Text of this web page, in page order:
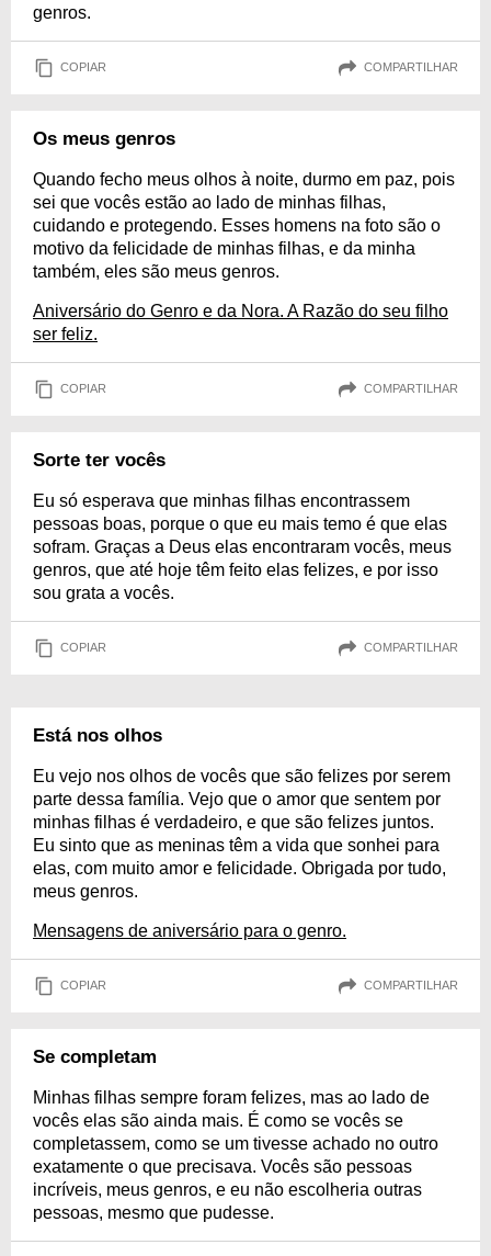
genros.
COPIAR COMPARTILHAR
Os meus genros
Quando fecho meus olhos à noite, durmo em paz, pois
sei que vocês estão ao lado de minhas filhas,
cuidando e protegendo. Esses homens na foto são o
motivo da felicidade de minhas filhas, e da minha
também, eles são meus genros.
Aniversário do Genro e da Nora. A Razão do seu filho
ser feliz.
COPIAR COMPARTILHAR
Sorte ter vocês
Eu só esperava que minhas filhas encontrassem
pessoas boas, porque o que eu mais temo é que elas
sofram. Graças a Deus elas encontraram vocês, meus
genros, que até hoje têm feito elas felizes, e por isso
sou grata a vocês.
COPIAR COMPARTILHAR
Está nos olhos
Eu vejo nos olhos de vocês que são felizes por serem
parte dessa família. Vejo que o amor que sentem por
minhas filhas é verdadeiro, e que são felizes juntos.
Eu sinto que as meninas têm a vida que sonhei para
elas, com muito amor e felicidade. Obrigada por tudo,
meus genros.
Mensagens de aniversário para o genro.
COPIAR COMPARTILHAR
Se completam
Minhas filhas sempre foram felizes, mas ao lado de
vocês elas são ainda mais. É como se vocês se
completassem, como se um tivesse achado no outro
exatamente o que precisava. Vocês são pessoas
incríveis, meus genros, e eu não escolheria outras
pessoas, mesmo que pudesse.